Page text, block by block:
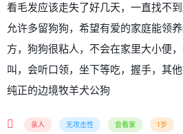
看毛发应该走失了好几天，一直找不
允许多留狗狗，希望有爱的家庭能领
方，狗狗很粘人，不会在家里大小便
叫，会听口领，坐下等吃，握手，其
纯正的边境牧羊犬公狗
亲人 无攻击性 会看家 1岁